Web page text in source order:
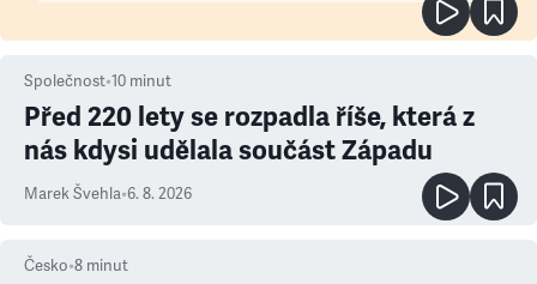
Společnost•10 minut
Před 220 lety se rozpadla říše, která z
nás kdysi udělala součást Západu
Marek Švehla•6. 8. 2026
Česko•8 minut